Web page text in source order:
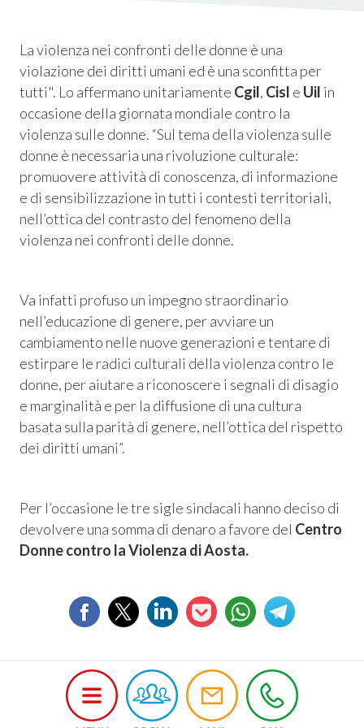
La violenza nei confronti delle donne è una
violazione dei diritti umani ed è una sconfitta per
tutti". Lo affermano unitariamente Cgil, Cisl e Uil in
occasione della giornata mondiale contro la
violenza sulle donne. “Sul tema della violenza sulle
donne è necessaria una rivoluzione culturale:
promuovere attività di conoscenza, di informazione
e di sensibilizzazione in tutti i contesti territoriali,
nell’ottica del contrasto del fenomeno della
violenza nei confronti delle donne.
Va infatti profuso un impegno straordinario
nell’educazione di genere, per avviare un
cambiamento nelle nuove generazioni e tentare di
estirpare le radici culturali della violenza contro le
donne, per aiutare a riconoscere i segnali di disagio
e marginalità e per la diffusione di una cultura
basata sulla parità di genere, nell’ottica del rispetto
dei diritti umani”.
Per l’occasione le tre sigle sindacali hanno deciso di
devolvere una somma di denaro a favore del Centro
Donne contro la Violenza di Aosta.